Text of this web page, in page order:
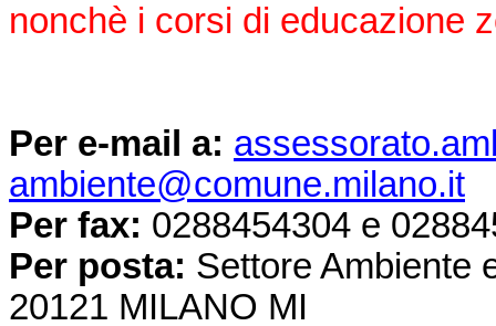
nonchè i corsi di educazione
Per e-mail a:
ambiente@comune.milano.it
Per fax: 0288454304 e
Per posta: Settore Ambiente
20121 MILANO MI